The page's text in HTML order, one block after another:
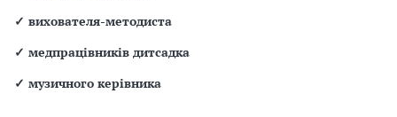
✓ вихователя-методиста
✓ медпрацівників дитсадка
✓ музичного керівника